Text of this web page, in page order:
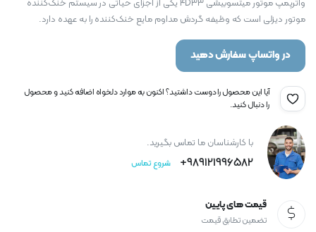
واترپمپ موتور میتسوبیشی 4D33 یکی از اجزای حیاتی در سیستم خنک‌کننده
موتور دیزلی است که وظیفه گردش مداوم مایع خنک‌کننده را به عهده دارد.
در واتساپ سفارش دهید
آیا این محصول را دوست داشتید؟ اکنون به موارد دلخواه اضافه کنید و محصول
را دنبال کنید.
با کارشناسان ما تماس بگیرید.
989121996582+ شروع تماس
قیمت های پایین
تضمین تطابق قیمت